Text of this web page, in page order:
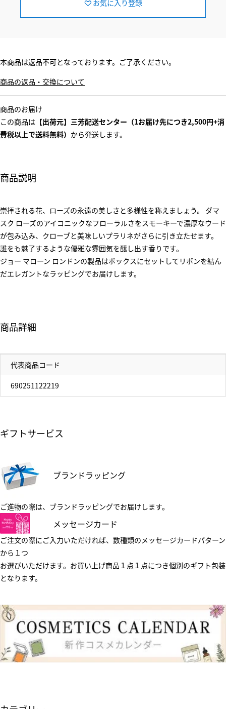
お気に入り登録
本商品は返品不可となっております。ご了承ください。
商品の返品・交換について
商品のお届け
この商品は 【出荷元】三芳配送センター（1お届け先につき2,500円+消
費税以上で送料無料） から発送します。
商品説明
崇拝される花、ローズの永遠の美しさと多様性を称えましょう。 ダマ
スク ローズのアイコニックなフローラルさをスモーキーで濃厚なウード
が包み込み、クローブと美味しいプラリネがさらに引き立たせます。
誰をも魅了するような優雅な雰囲気を醸し出す香りです。
ジョー マローン ロンドンの製品はボックスにセットしてリボンを結ん
だエレガントなラッピングでお届けします。
商品詳細
代表商品コード
690251122219
ギフトサービス
ブランドラッピング
ご進物の際は、ブランドラッピングでお届けします。
メッセージカード
ご注文の際にご入力いただければ、数種類のメッセージカードパターン
から１つ
お選びいただけます。お買い上げ商品１点１点につき個別のギフト包装
となります。